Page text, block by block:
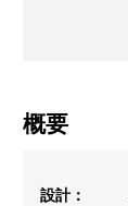
概要
設計：